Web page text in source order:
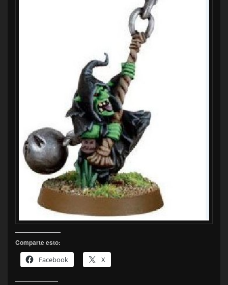
Comparte esto:
Facebook
X